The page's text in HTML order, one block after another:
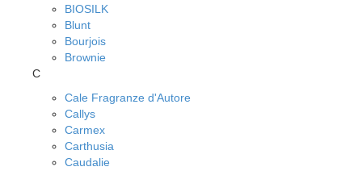
BIOSILK
Blunt
Bourjois
Brownie
C
Cale Fragranze d'Autore
Callys
Carmex
Carthusia
Caudalie